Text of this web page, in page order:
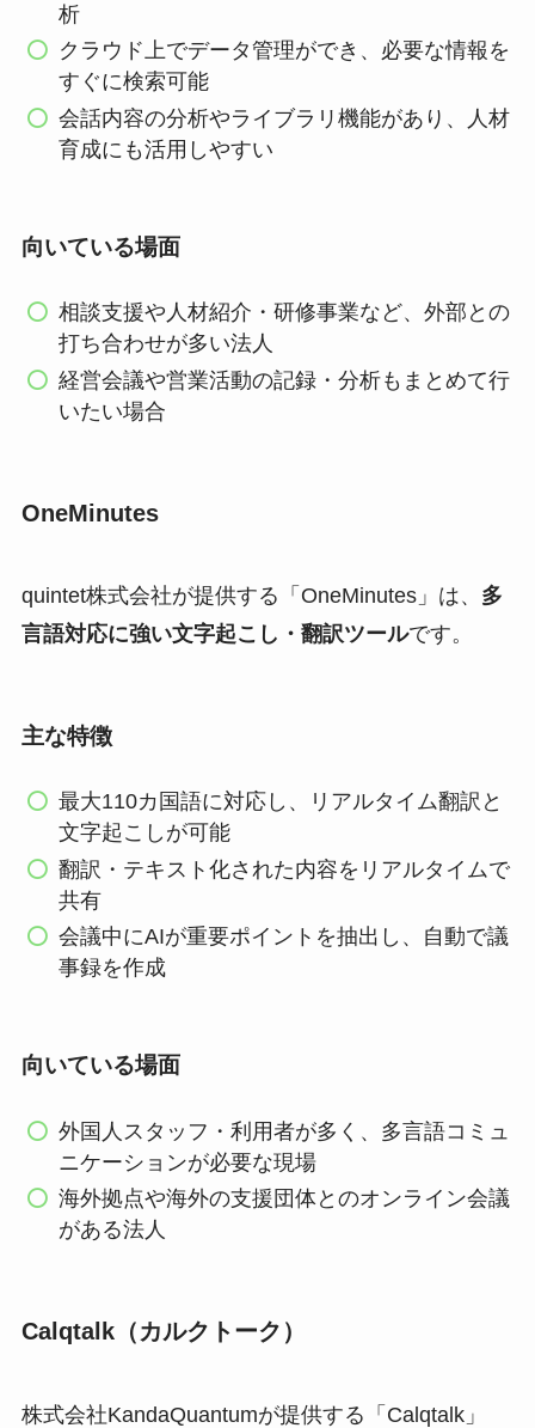
析
クラウド上でデータ管理ができ、必要な情報を
すぐに検索可能
会話内容の分析やライブラリ機能があり、人材
育成にも活用しやすい
向いている場面
相談支援や人材紹介・研修事業など、外部との
打ち合わせが多い法人
経営会議や営業活動の記録・分析もまとめて行
いたい場合
OneMinutes
quintet株式会社が提供する「OneMinutes」は、 多
言語対応に強い文字起こし・翻訳ツールです。
主な特徴
最大110カ国語に対応し、リアルタイム翻訳と
文字起こしが可能
翻訳・テキスト化された内容をリアルタイムで
共有
会議中にAIが重要ポイントを抽出し、自動で議
事録を作成
向いている場面
外国人スタッフ・利用者が多く、多言語コミュ
ニケーションが必要な現場
海外拠点や海外の支援団体とのオンライン会議
がある法人
Calqtalk（カルクトーク）
株式会社KandaQuantumが提供する「Calqtalk」